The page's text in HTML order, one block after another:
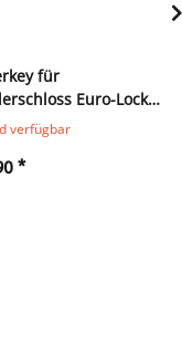
für
Euro-Locks
verfügbar
*